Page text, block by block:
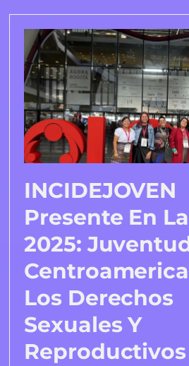
INCIDEJOVEN
Presente En
2025:
Los Derechos
Sexuales Y
Reproductivos